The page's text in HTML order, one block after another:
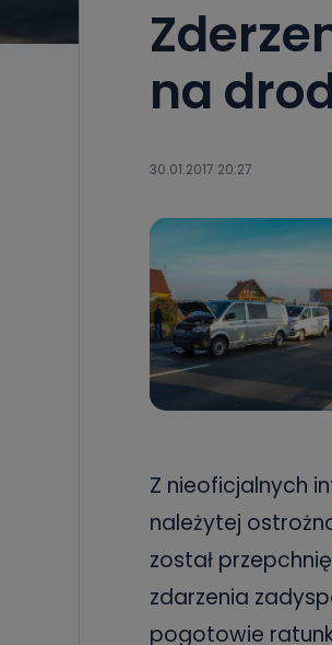
na
30.01.2017 20:27
Z nieoficjalnych
należytej
został
zdarzenia
pogotowie